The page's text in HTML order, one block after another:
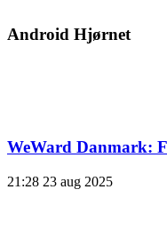
Android Hjørnet
WeWard Danmark:
21:28 23 aug 2025